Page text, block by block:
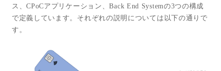
ス、CPoCアプリケーション、Back End Systemの3つの構成
で定義しています。それぞれの説明については以下の通りで
す。